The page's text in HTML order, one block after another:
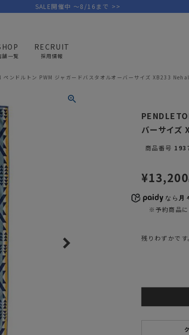
フィールドギア
ゴ
キャディバ
クラブケー
ウェア/ア
その他グッ
PICK UP BRAND
舗一覧
RECRUIT
採用情報
SALE開催中 ～8/16まで >>
ペンドルトン PWM ジャガードバスタオルオーバーサイズ XB233
バーサイ
商品番号
¥13,200
なら 月
※予約商品に
残りわずかです